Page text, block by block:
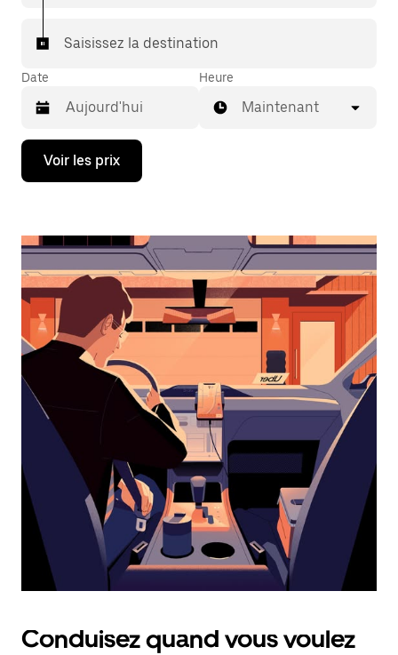
Saisissez la destination
Date
Appuyez
la
bas
ouvrir
le
calendrier
sélectionner
une
date.
Appuyez
sur
touche
pour
fermer
le
calendrier.
Heure
Maintenant
Voir les prix
Conduisez quand vous voulez